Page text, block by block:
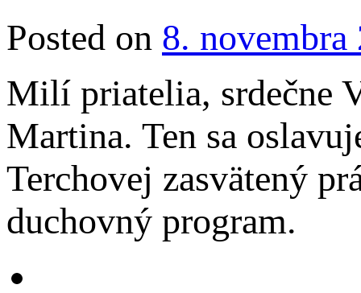
Posted on 8. novembra
Milí priatelia, srdečne
Martina. Ten sa
Terchovej zasvätený
duchovný program.